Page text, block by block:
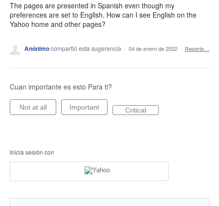
The pages are presented in Spanish even though my
preferences are set to English. How can I see English on the
Yahoo home and other pages?
Anónimocompartió esta sugerencia · 04 de enero de 2022 · Reporte…
Cuan importante es esto Para ti?
Not at all Important Critical
Inicia sesión con